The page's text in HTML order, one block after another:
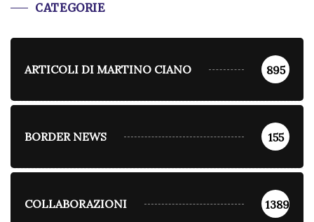
CATEGORIE
ARTICOLI DI MARTINO CIANO 895
BORDER NEWS 155
COLLABORAZIONI 1389